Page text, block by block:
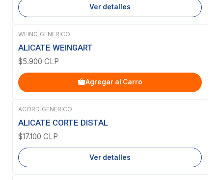
Ver detalles
WEING GENERICO
ALICATE WEINGART
$5.900 CLP
Agregar al Carro
Agotado
ACORD GENERICO
ALICATE CORTE DISTAL
$17.100 CLP
Ver detalles